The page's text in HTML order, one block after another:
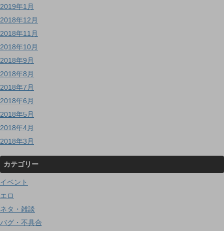
2019年1月
2018年12月
2018年11月
2018年10月
2018年9月
2018年8月
2018年7月
2018年6月
2018年5月
2018年4月
2018年3月
カテゴリー
イベント
エロ
ネタ・雑談
バグ・不具合